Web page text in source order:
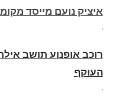
רוכב אופנוע תושב
העוקף
החופשה המשפחתית